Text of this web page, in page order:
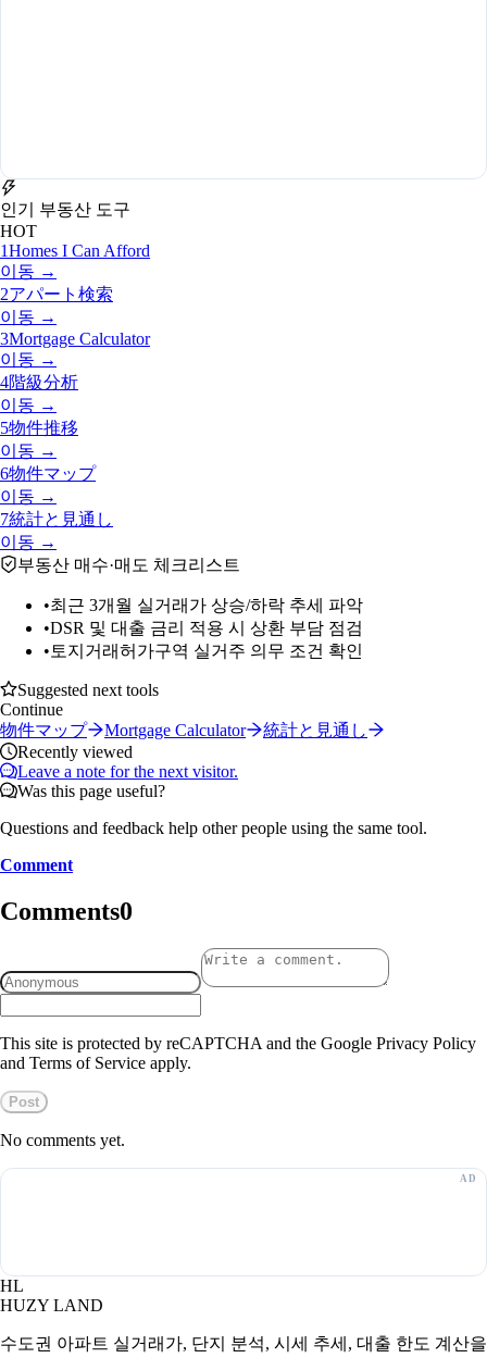
인기 부동산 도구
HOT
1Homes I Can Afford
이동 →
2アパート検索
이동 →
3Mortgage Calculator
이동 →
4階級分析
이동 →
5物件推移
이동 →
6物件マップ
이동 →
7統計と見通し
이동 →
부동산 매수·매도 체크리스트
•최근 3개월 실거래가 상승/하락 추세 파악
•DSR 및 대출 금리 적용 시 상환 부담 점검
• 토지거래허가구역 실거주 의무 조건 확인
Suggested next tools
Continue
物件マップ
Mortgage Calculator
統計と見通し
Recently viewed
Leave a note for the next visitor.
Was this page useful?
Questions and feedback help other people using the same tool.
Comment
Comments0
This site is protected by reCAPTCHA and the Google Privacy Policy
and Terms of Service apply.
Post
No comments yet.
HL
HUZY LAND
수도권 아파트 실거래가, 단지 분석, 시세 추세, 대출 한도 계산을